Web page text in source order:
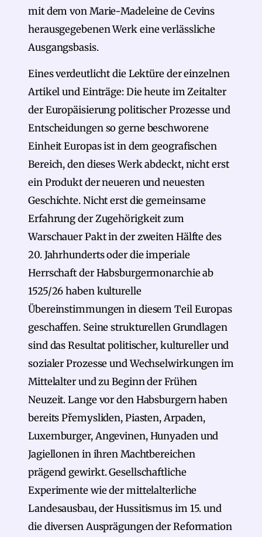
mit dem von Marie-Madeleine de Cevins
herausgegebenen Werk eine verlässliche
Ausgangsbasis.
Eines verdeutlicht die Lektüre der einzelnen
Artikel und Einträge: Die heute im Zeitalter
der Europäisierung politischer Prozesse und
Entscheidungen so gerne beschworene
Einheit Europas ist in dem geografischen
Bereich, den dieses Werk abdeckt, nicht erst
ein Produkt der neueren und neuesten
Geschichte. Nicht erst die gemeinsame
Erfahrung der Zugehörigkeit zum
Warschauer Pakt in der zweiten Hälfte des
20. Jahrhunderts oder die imperiale
Herrschaft der Habsburgermonarchie ab
1525/26 haben kulturelle
Übereinstimmungen in diesem Teil Europas
geschaffen. Seine strukturellen Grundlagen
sind das Resultat politischer, kultureller und
sozialer Prozesse und Wechselwirkungen im
Mittelalter und zu Beginn der Frühen
Neuzeit. Lange vor den Habsburgern haben
bereits Přemysliden, Piasten, Arpaden,
Luxemburger, Angevinen, Hunyaden und
Jagiellonen in ihren Machtbereichen
prägend gewirkt. Gesellschaftliche
Experimente wie der mittelalterliche
Landesausbau, der Hussitismus im 15. und
die diversen Ausprägungen der Reformation